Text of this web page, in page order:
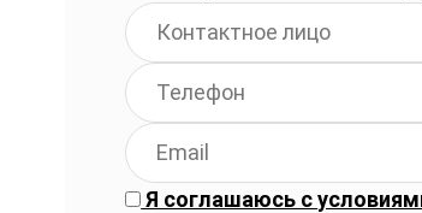
Я соглашаюсь с